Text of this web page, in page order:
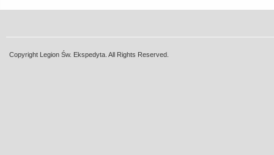
Copyright Legion Św. Ekspedyta. All Rights Reserved.